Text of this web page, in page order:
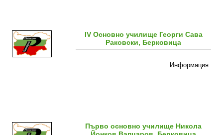
ІV Основно училище Георги Сава
Раковски, Берковица
Информация
Първо основно училище Никола